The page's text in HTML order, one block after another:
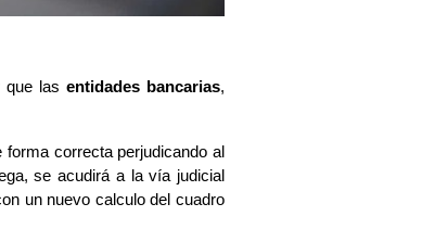
las entidades bancarias,
correcta perjudicando al
se acudirá a la vía judicial
un nuevo calculo del cuadro